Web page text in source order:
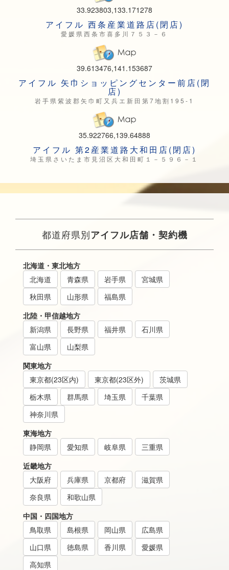
33.923803,133.171278
アイフル 西条産業道路店(閉店)
愛媛県西条市喜多川７５３－６
39.613476,141.153687
アイフル 矢巾ショッピングセンター前店(閉
店)
岩手県紫波郡矢巾町又兵エ新田第7地割195-1
35.922766,139.64888
アイフル 第2産業道路大和田店(閉店)
埼玉県さいたま市見沼区大和田町１－５９６－１
都道府県別アイフル店舗・契約機
北海道・東北地方
北海道
青森県 岩手県
宮城県
秋田県
山形県
福島県
北陸・甲信越地方
新潟県
長野県 福井県
石川県
富山県
山梨県
関東地方
東京都(23区内)
東京都(23区外)
茨城県
栃木県
群馬県 埼玉県
千葉県
神奈川県
東海地方
静岡県
愛知県 岐阜県
三重県
近畿地方
大阪府
兵庫県 京都府
滋賀県
奈良県
和歌山県
中国・四国地方
鳥取県
島根県 岡山県
広島県
山口県
徳島県 香川県
愛媛県
高知県